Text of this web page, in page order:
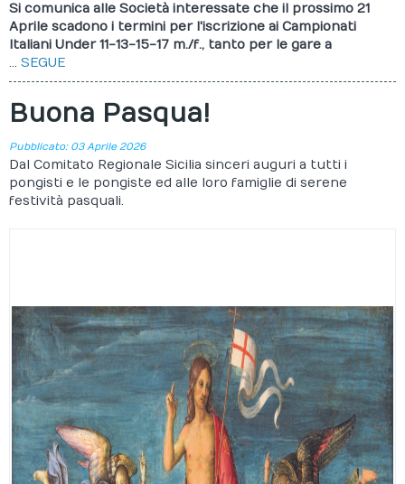
Si comunica alle Società interessate che il prossimo 21
Aprile scadono i termini per l'iscrizione ai Campionati
Italiani Under 11-13-15-17 m./f., tanto per le gare a
... SEGUE
Buona Pasqua!
Pubblicato: 03 Aprile 2026
Dal Comitato Regionale Sicilia sinceri auguri a tutti i
pongisti e le pongiste ed alle loro famiglie di serene
festività pasquali.